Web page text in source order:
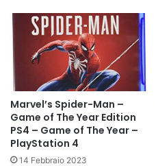
Marvel’s Spider-Man –
Game of The Year Edition
PS4 – Game of The Year –
PlayStation 4
14 Febbraio 2023